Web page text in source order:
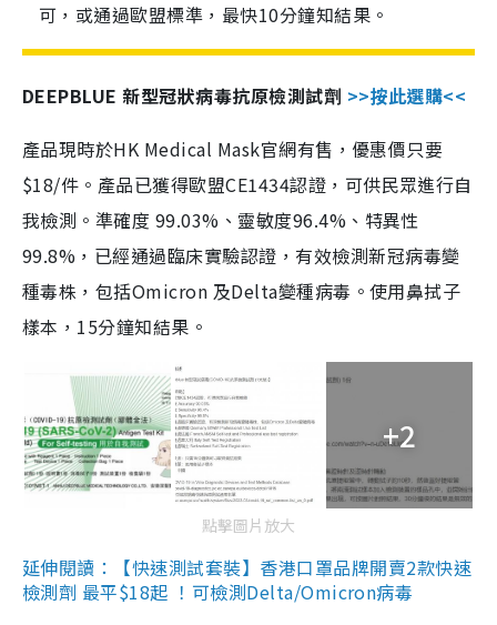
可，或通過歐盟標準，最快10分鐘知結果。
DEEPBLUE 新型冠狀病毒抗原檢測試劑 >>按此選購<<
產品現時於HK Medical Mask官網有售，優惠價只要
$18/件。產品已獲得歐盟CE1434認證，可供民眾進行自
我檢測。準確度 99.03%、靈敏度96.4%、特異性
99.8%，已經通過臨床實驗認證，有效檢測新冠病毒變
種毒株，包括Omicron 及Delta變種病毒。使用鼻拭子
樣本，15分鐘知結果。
+2
點擊圖片放大
延伸閱讀：【快速測試套裝】香港口罩品牌開賣2款快速
檢測劑 最平$18起 ！可檢測Delta/Omicron病毒